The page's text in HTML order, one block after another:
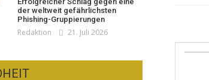
der weltweit gefährlichsten
Phishing-Gruppierungen
Redaktion 21. Juli 2026